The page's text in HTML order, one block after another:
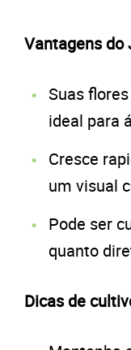
Vantagens do
Suas
ideal para
Cresce
um visual
Pode ser
quanto
Dicas de